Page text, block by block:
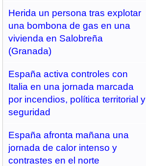
Herida un persona tras explotar
una bombona de gas en una
vivienda en Salobreña
(Granada)
España activa controles con
Italia en una jornada marcada
por incendios, política territorial y
seguridad
España afronta mañana una
jornada de calor intenso y
contrastes en el norte